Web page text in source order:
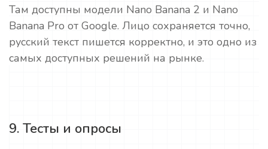
Там доступны модели Nano Banana 2 и Nano
Banana Pro от Google. Лицо сохраняется точно,
русский текст пишется корректно, и это одно из
самых доступных решений на рынке.
9. Тесты и опросы